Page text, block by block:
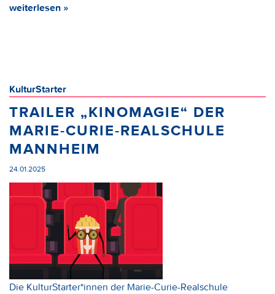
weiterlesen »
KulturStarter
TRAILER „KINOMAGIE“ DER
MARIE-CURIE-REALSCHULE
MANNHEIM
24.01.2025
Die KulturStarter*innen der Marie-Curie-Realschule